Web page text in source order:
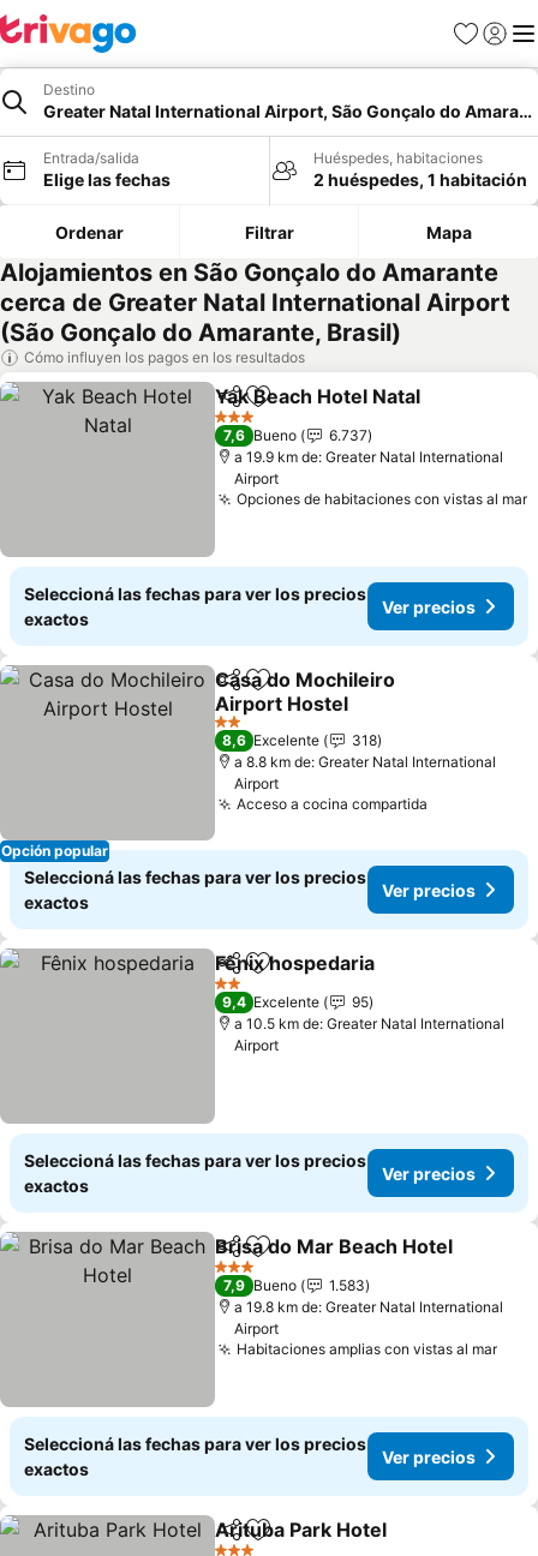
Favoritos
Iniciar
Destino
Greater Natal International Airport, São Gonçalo do
Entrada/salida
Elige las fechas
Huéspedes, habitaciones
2 huéspedes, 1 habitación
Ordenar Filtrar Mapa
Alojamientos en São Gonçalo do Amarante
cerca de Greater Natal International Airport
(São Gonçalo do Amarante, Brasil)
Cómo influyen los pagos en los resultados
Compartir
Añadir a favoritos
Yak Beach Hotel Natal
3 Estrellas
7,6 Bueno
6.737
a 19.9 km de: Greater Natal International
Airport
Opciones de habitaciones con vistas al mar
Seleccioná las fechas para ver los precios
exactos
Ver precios
Opción popular
CompartirAñadir a favoritos
Casa do Mochileiro
Airport Hostel
2 Estrellas
8,6 Excelente
318
a 8.8 km de: Greater Natal International
Airport
Acceso a cocina compartida
Seleccioná las fechas para ver los precios
exactos
Ver precios
CompartirAñadir a favoritos
Fênix hospedaria
2 Estrellas
9,4 Excelente
95
a 10.5 km de: Greater Natal International
Airport
Seleccioná las fechas para ver los precios
exactos
Ver precios
CompartirAñadir a favoritos
Brisa do Mar Beach Hotel
3 Estrellas
7,9 Bueno
1.583
a 19.8 km de: Greater Natal International
Airport
Habitaciones amplias con vistas al mar
Seleccioná las fechas para ver los precios
exactos
Ver precios
CompartirAñadir a favoritos
Arituba Park Hotel